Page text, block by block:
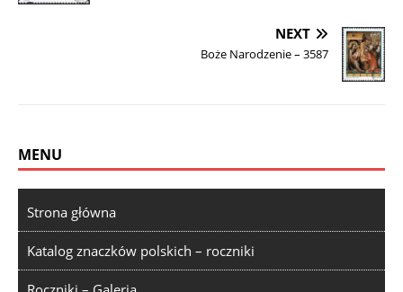
NEXT
Boże Narodzenie – 3587
MENU
Strona główna
Katalog znaczków polskich – roczniki